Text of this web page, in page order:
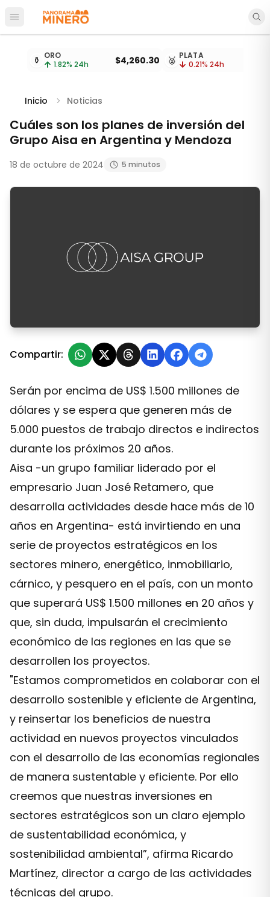
Abrir menú principal
Cotizaciones de metales actualizadas cada 15
⚱️ ORO
1.82% 24h $4,260.30 🥈 PLATA
0.21% 24h
Inicio Noticias
Cuáles son los planes de inversión del
Grupo Aisa en Argentina y Mendoza
18 de octubre de 2024 5 minutos
Cuáles son los planes de inversión del Grupo Aisa en
Compartir:
Serán por encima de US$ 1.500 millones de
dólares y se espera que generen más de
5.000 puestos de trabajo directos e indirectos
durante los próximos 20 años.
Aisa -un grupo familiar liderado por el
empresario Juan José Retamero, que
desarrolla actividades desde hace más de 10
años en Argentina- está invirtiendo en una
serie de proyectos estratégicos en los
sectores minero, energético, inmobiliario,
cárnico, y pesquero en el país, con un monto
que superará US$ 1.500 millones en 20 años y
que, sin duda, impulsarán el crecimiento
económico de las regiones en las que se
desarrollen los proyectos.
"Estamos comprometidos en colaborar con el
desarrollo sostenible y eficiente de Argentina,
y reinsertar los beneficios de nuestra
actividad en nuevos proyectos vinculados
con el desarrollo de las economías regionales
de manera sustentable y eficiente. Por ello
creemos que nuestras inversiones en
sectores estratégicos son un claro ejemplo
de sustentabilidad económica, y
sostenibilidad ambiental”, afirma Ricardo
Martínez, director a cargo de las actividades
técnicas del grupo.